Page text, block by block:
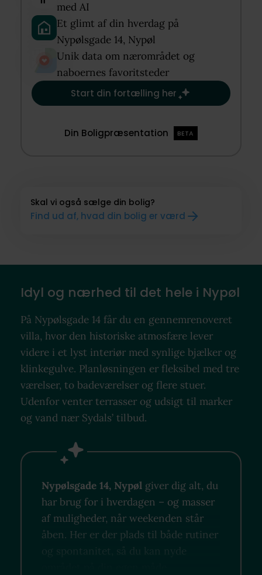
med AI​
Et glimt af din hverdag på
Nypølsgade 14, Nypøl​
Unik data om nærområdet og
naboernes favoritsteder​
Start din fortælling her
Din Boligpræsentation BETA
Skal vi også sælge din bolig?
Find ud af, hvad din bolig er værd
Idyl og nærhed til det hele i Nypøl
På Nypølsgade 14 får du en gennemrenoveret
villa, hvor den historiske atmosfære lever
videre i et lyst interiør med synlige bjælker og
klinkegulve. Planløsningen er fleksibel med tre
værelser, to badeværelser og flere stuer.
Udenfor venter terrasser og udsigt til marker
og vand nær Sydals’ tilbud.
Nypølsgade 14, Nypøl giver dig alt, du
har brug for i hverdagen – og masser
af muligheder, når weekenden står
åben. Her er der plads til både rutiner
og spontanitet, så du kan nyde